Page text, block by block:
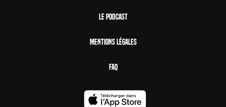
Le Podcast
Mentions Légales
FAQ